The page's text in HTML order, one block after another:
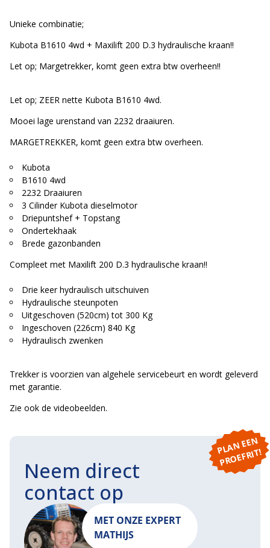
Unieke combinatie;
Kubota B1610 4wd + Maxilift 200 D.3 hydraulische kraan!!
Let op; Margetrekker, komt geen extra btw overheen!!
Let op; ZEER nette Kubota B1610 4wd.
Mooei lage urenstand van 2232 draaiuren.
MARGETREKKER, komt geen extra btw overheen.
Kubota
B1610 4wd
2232 Draaiuren
3 Cilinder Kubota dieselmotor
Driepuntshef + Topstang
Ondertekhaak
Brede gazonbanden
Compleet met Maxilift 200 D.3 hydraulische kraan!!
Drie keer hydraulisch uitschuiven
Hydraulische steunpoten
Uitgeschoven (520cm) tot 300 Kg
Ingeschoven (226cm) 840 Kg
Hydraulisch zwenken
Trekker is voorzien van algehele servicebeurt en wordt geleverd
met garantie.
Zie ook de videobeelden.
P
L
A
N
E
E
N
P
R
O
E
F
RI
T!
Neem direct
contact op
MET ONZE EXPERT
MATHIJS